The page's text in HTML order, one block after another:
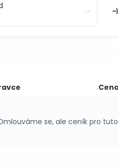
se, ale ceník pro